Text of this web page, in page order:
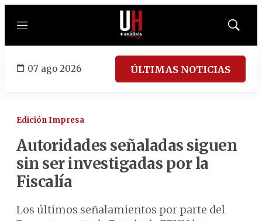
Menú
Mostrar
07 ago 2026 ÚLTIMAS NOTICIAS
Edición Impresa
Autoridades señaladas siguen
sin ser investigadas por la
Fiscalía
Los últimos señalamientos por parte del